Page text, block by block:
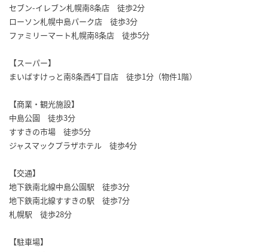
セブン-イレブン札幌南8条店 徒歩2分
ローソン札幌中島パーク店 徒歩3分
ファミリーマート札幌南8条店 徒歩5分
【スーパー】
まいばすけっと南8条西4丁目店 徒歩1分（物件1階）
【商業・観光施設】
中島公園 徒歩3分
すすきの市場 徒歩5分
ジャスマックプラザホテル 徒歩4分
【交通】
地下鉄南北線中島公園駅 徒歩3分
地下鉄南北線すすきの駅 徒歩7分
札幌駅 徒歩28分
【駐車場】